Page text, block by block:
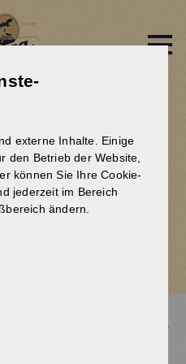
externe Inhalte. Einige
den Betrieb der Website,
können Sie Ihre Cookie-
jederzeit im Bereich
ändern.
–
MONAT
viele von Ihnen schon seit
Zwischen den Monatsblättern
und Termine: Jede